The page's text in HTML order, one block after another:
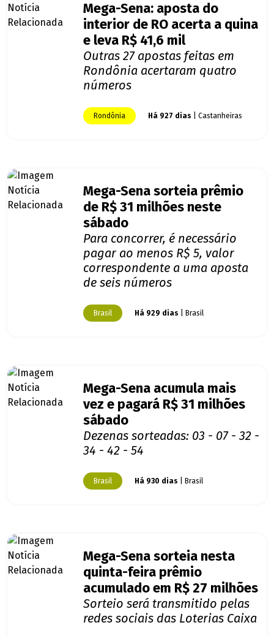
Mega-Sena: aposta do
interior de RO acerta a quina
e leva R$ 41,6 mil
Outras 27 apostas feitas em
Rondônia acertaram quatro
números
Rondônia Há 927 dias | Castanheiras
Mega-Sena sorteia prêmio
de R$ 31 milhões neste
sábado
Para concorrer, é necessário
pagar ao menos R$ 5, valor
correspondente a uma aposta
de seis números
Brasil Há 929 dias | Brasil
Mega-Sena acumula mais
vez e pagará R$ 31 milhões
sábado
Dezenas sorteadas: 03 - 07 - 32 -
34 - 42 - 54
Brasil Há 930 dias | Brasil
Mega-Sena sorteia nesta
quinta-feira prêmio
acumulado em R$ 27 milhões
Sorteio será transmitido pelas
redes sociais das Loterias Caixa